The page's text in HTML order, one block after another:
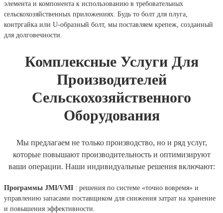
элемента и компонента к использованию в требовательных
сельскохозяйственных приложениях. Будь то болт для плуга,
контргайка или U-образный болт, мы поставляем крепеж, созданный
для долговечности.
Комплексные Услуги Для
Производителей
Сельскохозяйственного
Оборудования
Мы предлагаем не только производство, но и ряд услуг,
которые повышают производительность и оптимизируют
ваши операции. Наши индивидуальные решения включают:
Программы JMI/VMI : решения по системе «точно вовремя» и
управлению запасами поставщиком для снижения затрат на хранение
и повышения эффективности.